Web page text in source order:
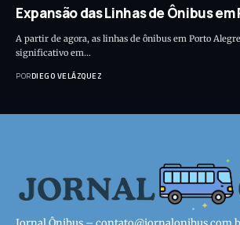
Expansão das Linhas de Ônibus
A partir de agora, as linhas de ônibus em Porto
significativo em…
PORDIEGO VELÁZQUEZ